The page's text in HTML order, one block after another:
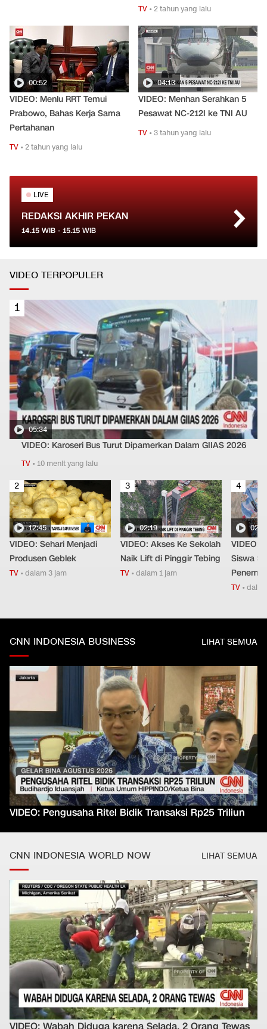
TV •2 tahun yang lalu
00:52
VIDEO: Menlu RRT Temui
Prabowo, Bahas Kerja Sama
Pertahanan
TV •2 tahun yang lalu
04:13
VIDEO: Menhan Serahkan 5
Pesawat NC-212I ke TNI AU
TV •3 tahun yang lalu
LIVE
REDAKSI AKHIR PEKAN
14.15 WIB - 15.15 WIB
VIDEO TERPOPULER
1
05:34
VIDEO: Karoseri Bus Turut Dipamerkan Dalam GIIAS 2026
TV• 10 menit yang lalu
2
12:45
VIDEO: Sehari Menjadi
Produsen Geblek
TV •dalam 3 jam
3
02:19
VIDEO: Akses Ke Sekolah
Naik Lift di Pinggir Tebing
TV •dalam 1 jam
4
VIDEO:
Siswa
TV •
CNN INDONESIA BUSINESS LIHAT SEMUA
VIDEO: Pengusaha Ritel Bidik Transaksi Rp25 Triliun
CNN INDONESIA WORLD NOW LIHAT SEMUA
VIDEO: Wabah Diduga karena Selada, 2 Orang Tewas